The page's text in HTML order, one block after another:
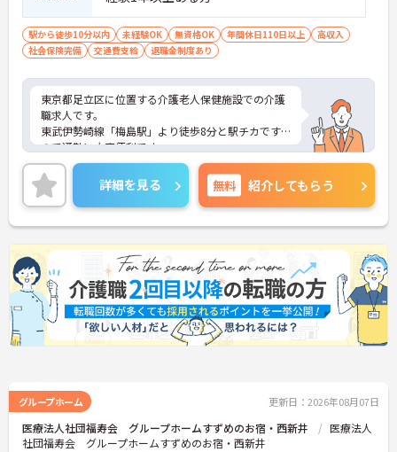
駅から徒歩10分以内 未経験OK 無資格OK 年間休日110日以上
高収入
社会保険完備
交通費支給 退職金制度あり
東京都足立区に位置する介護老人保健施設での介護
職求人です。
東武伊勢崎線「梅島駅」より徒歩8分と駅チカです
ので通勤に大変便利です。
月9日休で残業がほとんどございません。
ご興味ある方には、面接対策ポイントなど、さらに
詳細をお話しいたしますのでお気軽にご相談くださ
い。
詳細を見る 無料 紹介してもらう
グループホーム 更新日：2026年08月07日
医療法人社団福寿会 グループホームすずめのお宿・西新井
医療法人
社団福寿会 グループホームすずめのお宿・西新井